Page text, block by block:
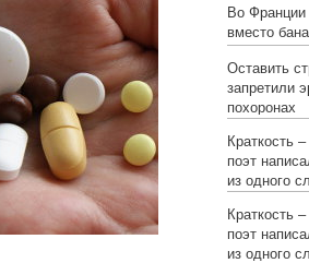
Во
вместо
Оставить
запретили
похоронах
Краткость
поэт
из одного
Краткость
поэт
из одного